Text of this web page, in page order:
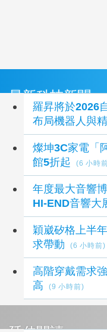
最新科技新聞
羅昇將於2026
布局機器人與
燦坤3C家電「
館5折起
(6 小時
年度最大音響
HI-END音響大
穎崴矽格上半
求帶動
(6 小時前)
高階穿戴需求
高
(9 小時前)